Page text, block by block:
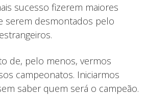
sucesso fizerem maiores
serem desmontados pelo
de, pelo menos, vermos
campeonatos. Iniciarmos
saber quem será o campeão.